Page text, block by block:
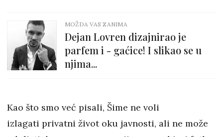
MOŽDA VAS ZANIMA
Dejan Lovren dizajnirao je
parfem i - gaćice! I slikao se u
njima...
Kao što smo već pisali, Šime ne voli
izlagati privatni život oku javnosti, ali ne može